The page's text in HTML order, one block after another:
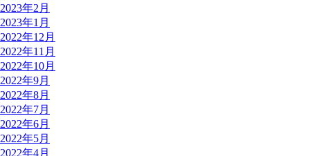
2023年2月
2023年1月
2022年12月
2022年11月
2022年10月
2022年9月
2022年8月
2022年7月
2022年6月
2022年5月
2022年4月